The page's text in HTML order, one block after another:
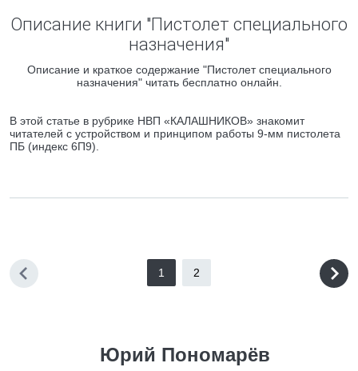
Описание книги "Пистолет специального
назначения"
Описание и краткое содержание "Пистолет специального
назначения" читать бесплатно онлайн.
В этой статье в рубрике НВП «КАЛАШНИКОВ» знакомит
читателей с устройством и принципом работы 9-мм пистолета
ПБ (индекс 6П9).
1 2
Юрий Пономарёв